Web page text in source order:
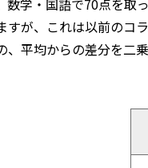
すが、これは以前のコ
、平均からの差分を二